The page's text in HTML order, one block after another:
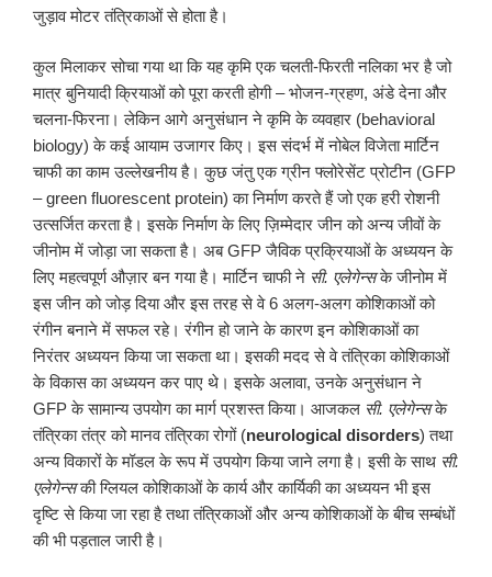
जुड़ाव मोटर तंत्रिकाओं से होता है।
कुल मिलाकर सोचा गया था कि यह कृमि एक चलती-फिरती नलिका भर है जो
मात्र बुनियादी क्रियाओं को पूरा करती होगी – भोजन-ग्रहण, अंडे देना और
चलना-फिरना। लेकिन आगे अनुसंधान ने कृमि के व्यवहार (behavioral
biology) के कई आयाम उजागर किए। इस संदर्भ में नोबेल विजेता मार्टिन
चाफी का काम उल्लेखनीय है। कुछ जंतु एक ग्रीन फ्लोरेसेंट प्रोटीन (GFP
– green fluorescent protein) का निर्माण करते हैं जो एक हरी रोशनी
उत्सर्जित करता है। इसके निर्माण के लिए ज़िम्मेदार जीन को अन्य जीवों के
जीनोम में जोड़ा जा सकता है। अब GFP जैविक प्रक्रियाओं के अध्ययन के
लिए महत्वपूर्ण औज़ार बन गया है। मार्टिन चाफी ने सी. एलेगेन्सके जीनोम में
इस जीन को जोड़ दिया और इस तरह से वे 6 अलग-अलग कोशिकाओं को
रंगीन बनाने में सफल रहे। रंगीन हो जाने के कारण इन कोशिकाओं का
निरंतर अध्ययन किया जा सकता था। इसकी मदद से वे तंत्रिका कोशिकाओं
के विकास का अध्ययन कर पाए थे। इसके अलावा, उनके अनुसंधान ने
GFP के सामान्य उपयोग का मार्ग प्रशस्त किया। आजकल सी. एलेगेन्सके
तंत्रिका तंत्र को मानव तंत्रिका रोगों (neurological disorders) तथा
अन्य विकारों के मॉडल के रूप में उपयोग किया जाने लगा है। इसी के साथ सी.
एलेगेन्सकी ग्लियल कोशिकाओं के कार्य और कार्यिकी का अध्ययन भी इस
दृष्टि से किया जा रहा है तथा तंत्रिकाओं और अन्य कोशिकाओं के बीच सम्बंधों
की भी पड़ताल जारी है।